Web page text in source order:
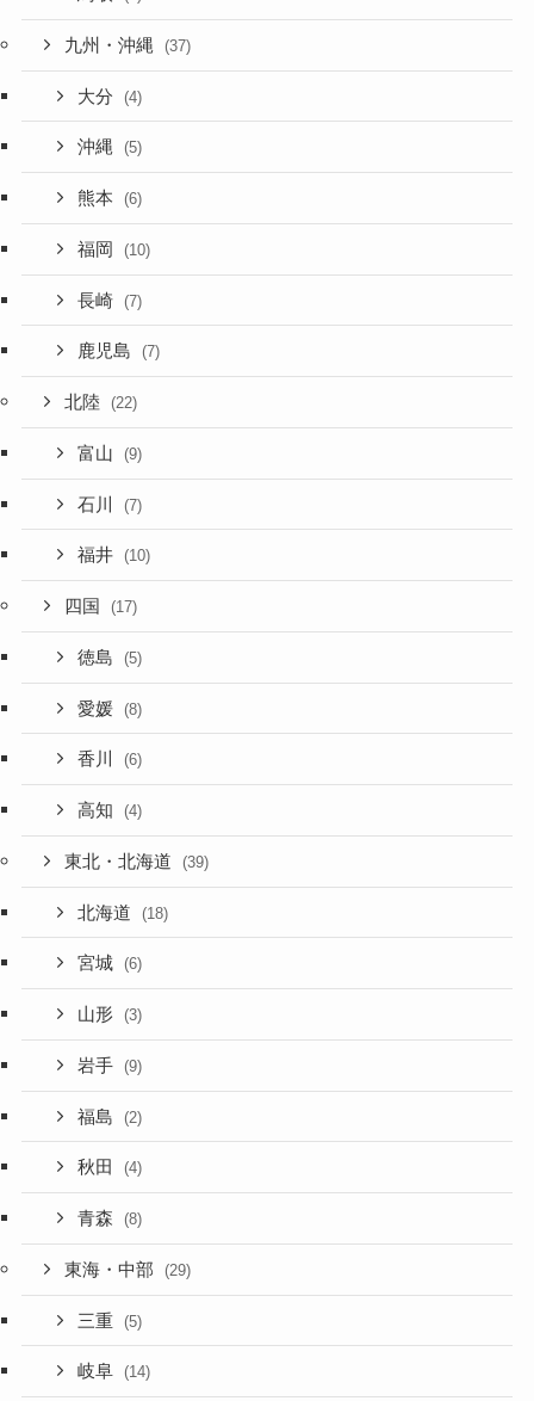
九州・沖縄 (37)
大分 (4)
沖縄 (5)
熊本 (6)
福岡 (10)
長崎 (7)
鹿児島 (7)
北陸 (22)
富山 (9)
石川 (7)
福井 (10)
四国 (17)
徳島 (5)
愛媛 (8)
香川 (6)
高知 (4)
東北・北海道 (39)
北海道 (18)
宮城 (6)
山形 (3)
岩手 (9)
福島 (2)
秋田 (4)
青森 (8)
東海・中部 (29)
三重 (5)
岐阜 (14)